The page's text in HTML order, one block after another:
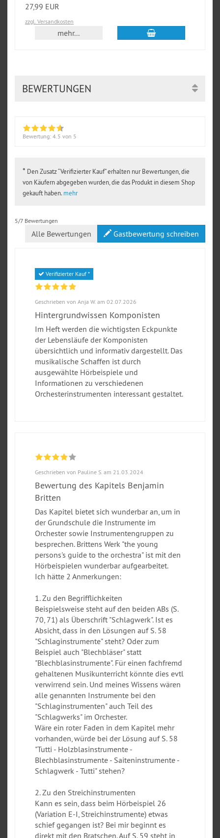
27,99 EUR
zzgl. Versandkosten
mehr... In den Warenkorb
BEWERTUNGEN
Bewertung: 4.5 von 5
* Den Zusatz “Verifizierter Kauf” erhalten nur Bewertungen, die
von Käufern abgegeben wurden, die das Produkt in diesem Shop
gekauft haben. mehr
5/7 Bewertungen
Alle Bewertungen Gastbewertung schreiben
Verifizierter Kauf *
Geschrieben von Anja W. am 02.07.2026
Hintergrundwissen Komponisten
Im Heft werden die wichtigsten Eckpunkte
der Lebensläufe der Komponisten
übersichtlich und informativ dargestellt. Das
musikalische Schaffen ist durch
ausgewählte Hörbeispiele und
Informationen zu verschiedenen
Orchesterinstrumenten interessant gestaltet.
Geschrieben von Pauline S. am 21.03.2024
Bewertung des Kapitels Benjamin
Britten
Das Kapitel bietet sich wunderbar an, um in
der Grundschule die Instrumente im
Orchester sowie Instrumentengruppen zu
besprechen. Brittens Werk "the young
persons's guide to the orchestra" ist mit den
Hörbeispielen wunderbar aufgearbeitet.
Ich hätte 2 Anmerkungen:
1. Zu den Begrifflichkeiten
Beispielsweise steht auf den beiden ABs (S.
70, 71) als Überschrift "Schlagwerk". Ist es
Absicht, dass in den Lösungen auf S. 58
"Schlaginstrumente" steht? Oder zum
Beispiel auch "Blechbläser" statt
"Blechblasinstrumente". Für einen fachfremd
gehaltenen Musikunterricht könnte dies evtl
verwirrend sein. Und meines Wissens wären
alle genannten Instrumente bei den
"Schlaginstrumenten" auch Teil des
"Schlagwerks" im Orchester.
Wäre ein roter Faden in dem Kapitel mehr
vorhanden, würde bei der Lösung auf S. 58
"Tutti - Holzblasinstrumente -
Blechblasinstrumente - Saiteninstrumente -
Schlagwerk - Tutti" stehen?
2. Zu den Streichinstrumenten
Kann es sein, dass beim Hörbeispiel 26
(Variation E-I, Streichinstrumente) etwas
schief gegangen ist? Bei mir beginnt es
direkt mit den Bratschen. Auf S. 59 steht in